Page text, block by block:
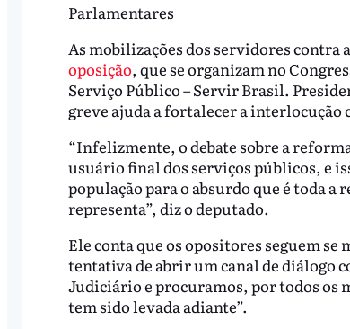
Parlamentares
As mobilizações dos servidores contra
oposição, que se organizam no
Serviço Público – Servir Brasil.
greve ajuda a fortalecer a interlocução
“Infelizmente, o debate sobre a
usuário final dos serviços públicos, e
população para o absurdo que é toda
representa”, diz o deputado.
Ele conta que os opositores seguem
tentativa de abrir um canal de diálogo
Judiciário e procuramos, por todos os
tem sido levada adiante”.